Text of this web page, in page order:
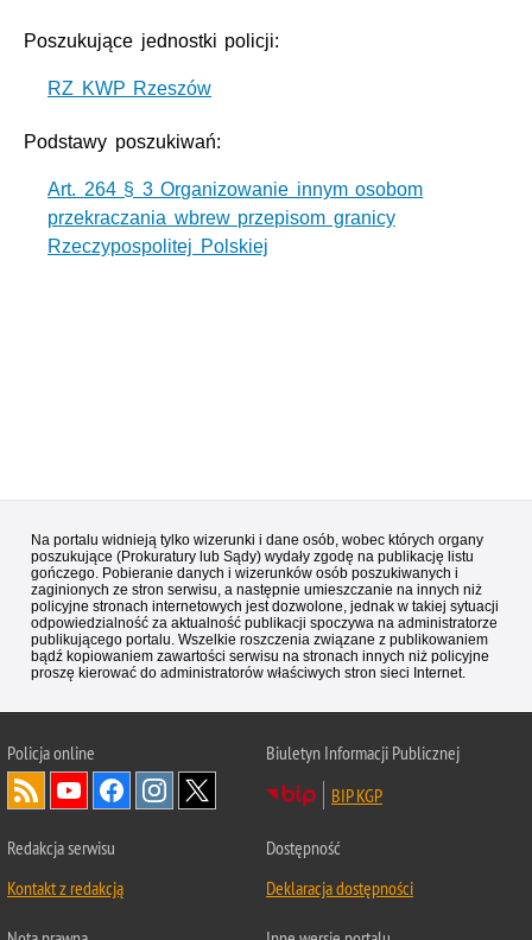
Poszukujące jednostki policji:
RZ KWP Rzeszów
Podstawy poszukiwań:
Art. 264 § 3 Organizowanie innym osobom
przekraczania wbrew przepisom granicy
Rzeczypospolitej Polskiej
Na portalu widnieją tylko wizerunki i dane osób, wobec których organy
poszukujące (Prokuratury lub Sądy) wydały zgodę na publikację listu
gończego. Pobieranie danych i wizerunków osób poszukiwanych i
zaginionych ze stron serwisu, a następnie umieszczanie na innych niż
policyjne stronach internetowych jest dozwolone, jednak w takiej sytuacji
odpowiedzialność za aktualność publikacji spoczywa na administratorze
publikującego portalu. Wszelkie roszczenia związane z publikowaniem
bądź kopiowaniem zawartości serwisu na stronach innych niż policyjne
proszę kierować do administratorów właściwych stron sieci Internet.
Policjaonline
Biuletyn Informacji Publicznej
BIP KGP
Redakcja serwisu
Kontakt z redakcją
Dostępność
Deklaracja dostępności